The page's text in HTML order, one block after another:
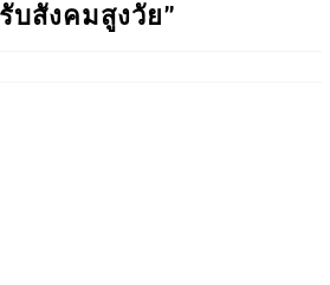
บสังคมสูงวัย”